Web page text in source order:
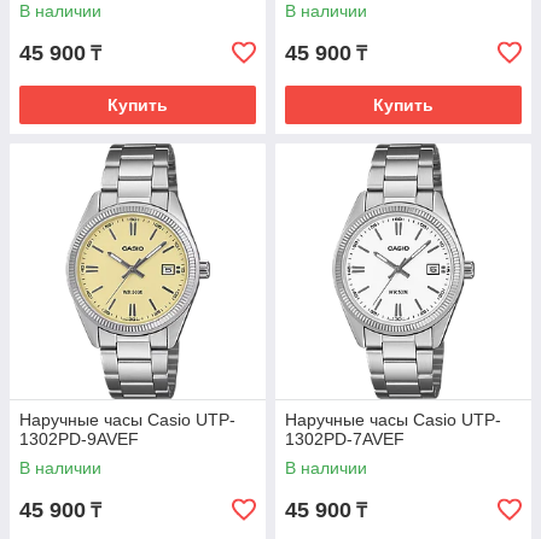
В наличии
45 900 ₸
Купить
В наличии
45 900 ₸
Купить
Наручные часы Casio UTP-
1302PD-9AVEF
В наличии
45 900 ₸
Наручные часы Casio UTP-
1302PD-7AVEF
В наличии
45 900 ₸